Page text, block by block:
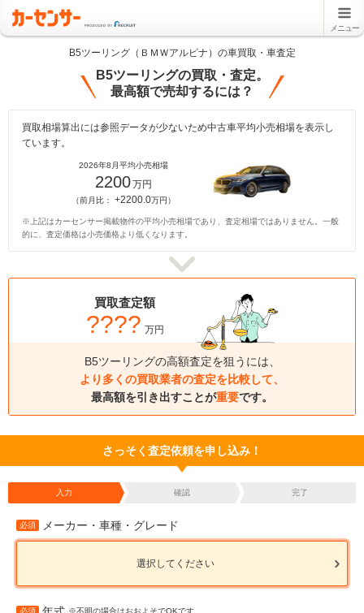
メニュー
B5ツーリング（ＢＭＷアルピナ）の車買取・車査定
B5ツーリングの買取・査定。
最高額で売却するには？
買取相場算出には参照データが少ないため中古車平均小売相場を表示し
ています。
2026年8月平均小売相場
2200万円
（前月比： +2200.0万円）
※上記はカーセンサー掲載物件の平均小売相場であり、査定相場ではありません。一般
的に、査定価格は小売価格より低くなります。
買取査定額
???? 万円
B5ツーリングの高額査定を狙うには、
より多くの買取業者の査定を比較して、
最高額を引き出すことが重要です。
さっそく査定依頼を申し込み！
入力 確認 完了
必須 メーカー・車種・グレード
選択してください
必須 ※不明の場合はおおよそでOKです